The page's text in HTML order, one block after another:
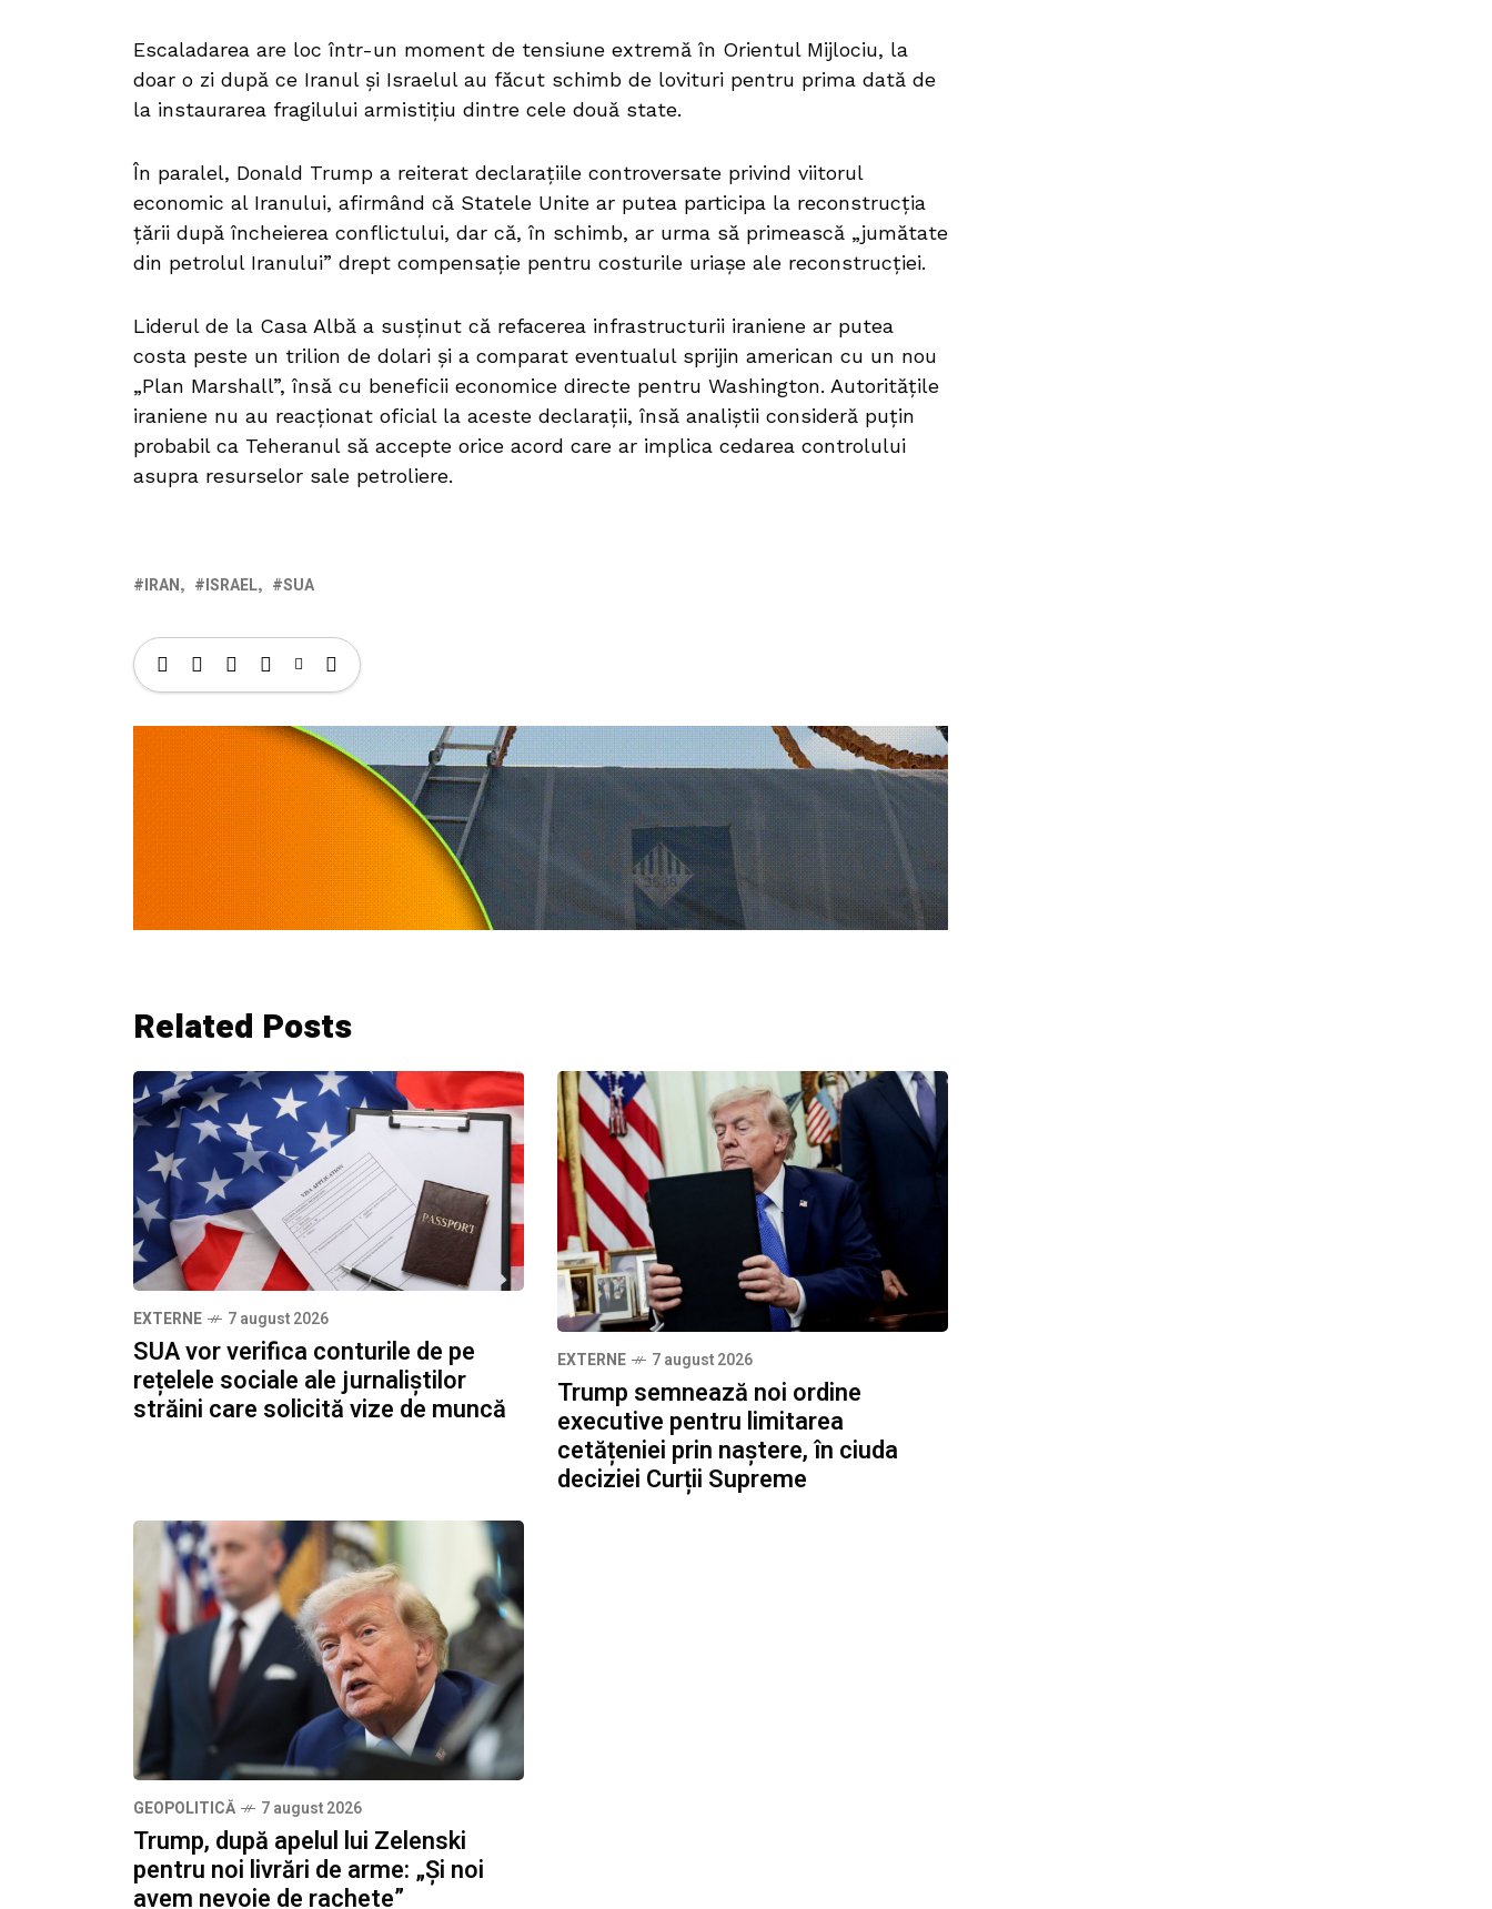
Escaladarea are loc într-un moment de tensiune extremă în Orientul Mijlociu, la
doar o zi după ce Iranul și Israelul au făcut schimb de lovituri pentru prima dată de
la instaurarea fragilului armistițiu dintre cele două state.
În paralel, Donald Trump a reiterat declarațiile controversate privind viitorul
economic al Iranului, afirmând că Statele Unite ar putea participa la reconstrucția
țării după încheierea conflictului, dar că, în schimb, ar urma să primească „jumătate
din petrolul Iranului” drept compensație pentru costurile uriașe ale reconstrucției.
Liderul de la Casa Albă a susținut că refacerea infrastructurii iraniene ar putea
costa peste un trilion de dolari și a comparat eventualul sprijin american cu un nou
„Plan Marshall”, însă cu beneficii economice directe pentru Washington. Autoritățile
iraniene nu au reacționat oficial la aceste declarații, însă analiștii consideră puțin
probabil ca Teheranul să accepte orice acord care ar implica cedarea controlului
asupra resurselor sale petroliere.
IRAN ISRAEL SUA
Related Posts
EXTERNE 7 august 2026
SUA vor verifica conturile de pe
rețelele sociale ale jurnaliștilor
străini care solicită vize de muncă
EXTERNE 7 august 2026
Trump semnează noi ordine
executive pentru limitarea
cetățeniei prin naștere, în ciuda
deciziei Curții Supreme
GEOPOLITICĂ 7 august 2026
Trump, după apelul lui Zelenski
pentru noi livrări de arme: „Și noi
avem nevoie de rachete”